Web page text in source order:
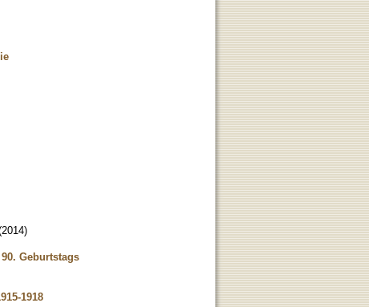
2014)
Geburtstags
1918